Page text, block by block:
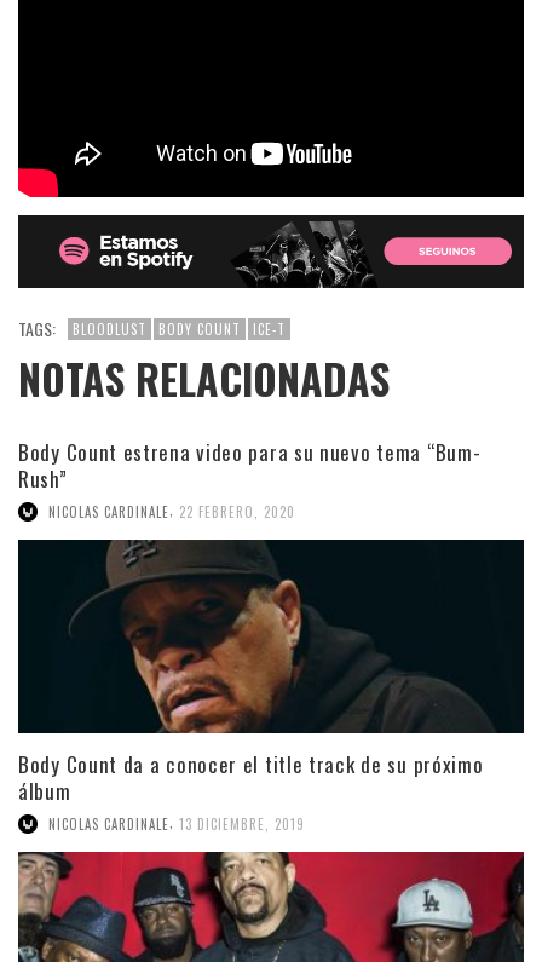
TAGS: BLOODLUST BODY COUNT ICE-T
NOTAS RELACIONADAS
Body Count estrena video para su nuevo tema “Bum-
Rush”
NICOLAS CARDINALE, 22 FEBRERO, 2020
Body Count da a conocer el title track de su próximo
álbum
NICOLAS CARDINALE 13 DICIEMBRE, 2019